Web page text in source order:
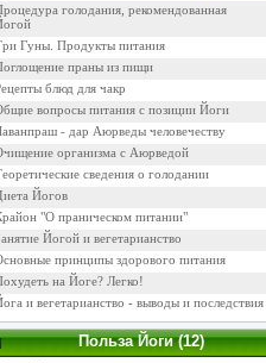
голодания, рекомендованная
Гуны. Продукты питания
праны из пищи
блюд для чакр
вопросы питания с позиции Йоги
- дар Аюрведы человечеству
организма с Аюрведой
сведения о голодании
Йогов
"О праническом питании"
Йогой и вегетарианство
принципы здорового питания
на Йоге? Легко!
и вегетарианство - выводы и последствия
Польза Йоги (12)